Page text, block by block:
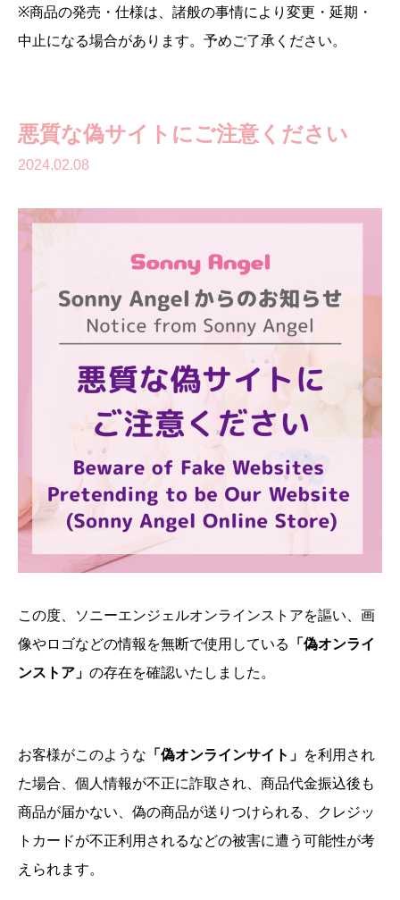
※商品の発売・仕様は、諸般の事情により変更・延期・
中止になる場合があります。予めご了承ください。
悪質な偽サイトにご注意ください
2024.02.08
この度、ソニーエンジェルオンラインストアを謳い、画
像やロゴなどの情報を無断で使用している
「偽オンライ
ンストア」 の存在を確認いたしました。
お客様がこのような 「偽オンラインサイト」 を利用され
た場合、個人情報が不正に詐取され、商品代金振込後も
商品が届かない、偽の商品が送りつけられる、クレジッ
トカードが不正利用されるなどの被害に遭う可能性が考
えられます。